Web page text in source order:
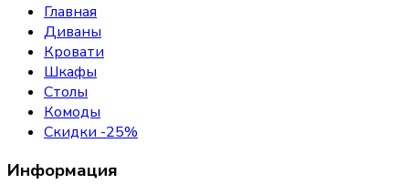
Главная
Диваны
Кровати
Шкафы
Столы
Комоды
Скидки -25%
Информация